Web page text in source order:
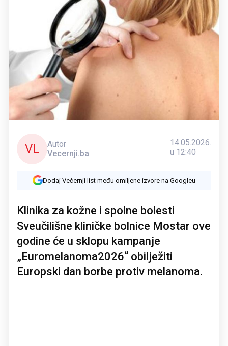
VL
Autor
Vecernji.ba
14.05.2026.
u 12:40
Dodaj Večernji list među omiljene izvore na Googleu
Klinika za kožne i spolne bolesti
Sveučilišne kliničke bolnice Mostar ove
godine će u sklopu kampanje
„Euromelanoma2026“ obilježiti
Europski dan borbe protiv melanoma.